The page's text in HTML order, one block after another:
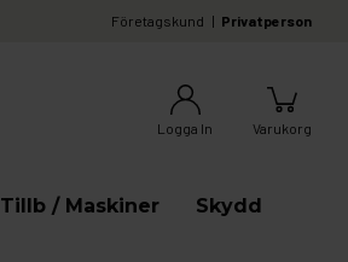
Företagskund Privatperson
Varukorg
Logga In
Tillb / Maskiner Skydd